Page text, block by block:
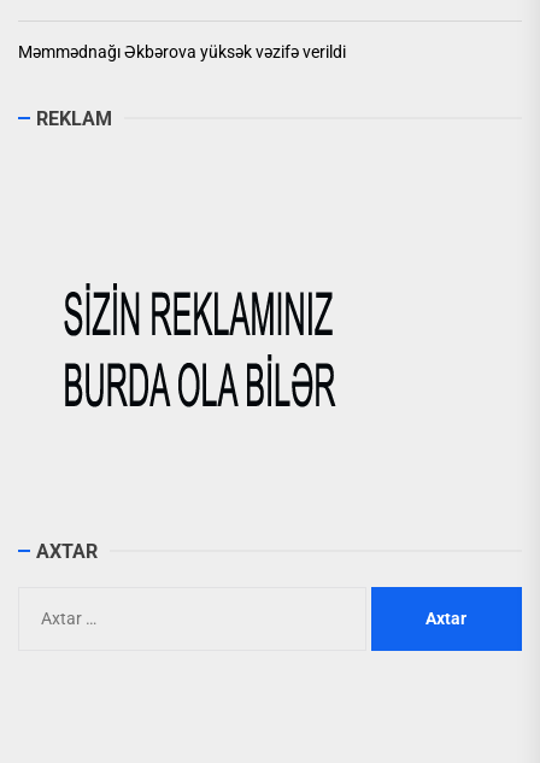
Məmmədnağı Əkbərova yüksək vəzifə verildi
REKLAM
AXTAR